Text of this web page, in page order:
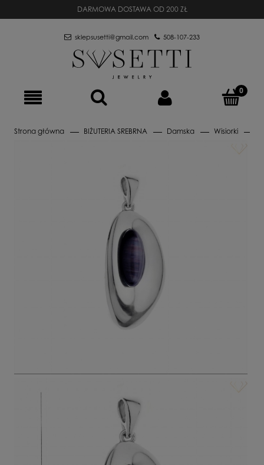
DARMOWA DOSTAWA OD 200 ZŁ
sklepsusetti@gmail.com 508-107-233
Strona główna BIŻUTERIA SREBRNA Damska Wisiorki